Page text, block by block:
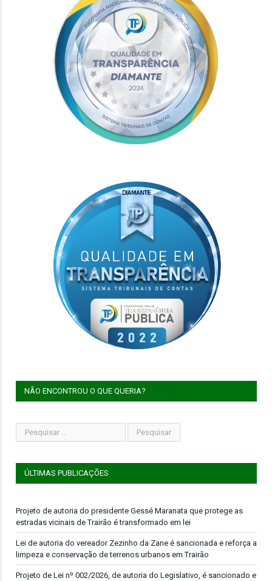
NÃO ENCONTROU O QUE QUERIA?
ÚLTIMAS PUBLICAÇÕES
Projeto de autoria do presidente Gessé Maranata que protege as
estradas vicinais de Trairão é transformado em lei
Lei de autoria do vereador Zezinho da Zane é sancionada e reforça a
limpeza e conservação de terrenos urbanos em Trairão
Projeto de Lei nº 002/2026, de autoria do Legislativo, é sancionado e